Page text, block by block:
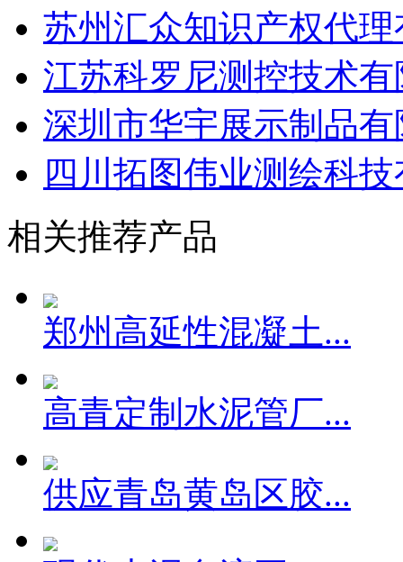
苏州汇众知识产权代
江苏科罗尼测控技术
深圳市华宇展示制品
四川拓图伟业测绘科
相关推荐产品
郑州高延性混凝土...
高青定制水泥管厂...
供应青岛黄岛区胶...